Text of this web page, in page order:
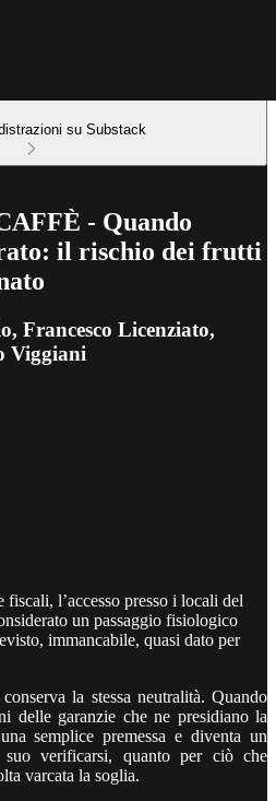
su Substack
- Quando
il rischio dei frutti
Francesco Licenziato,
Viggiani
l’accesso presso i locali del
un passaggio fisiologico
immancabile, quasi dato per
la stessa neutralità. Quando
delle garanzie che ne presidiano la
semplice premessa e diventa un
verificarsi, quanto per ciò che
varcata la soglia.